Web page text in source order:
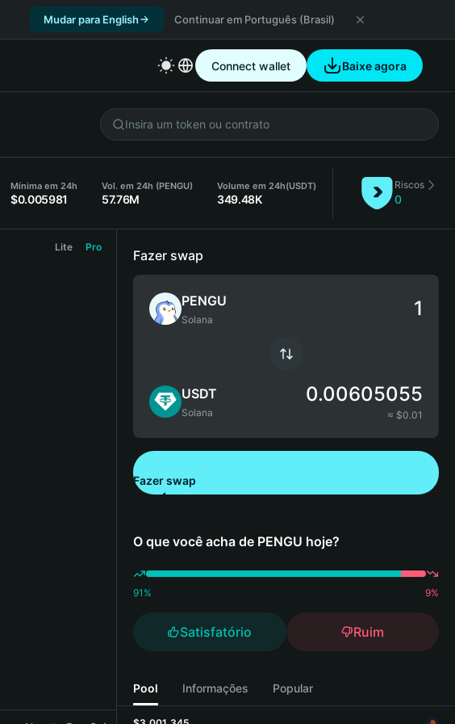
Mudar para English Continuar em Português (Brasil)
Connect wallet Baixe agora
Mínima em 24h
$0.005981
Vol. em 24h (PENGU)
57.76M
Volume em 24h(USDT)
349.48K
Riscos
0
Lite Pro
Fazer swap
PENGU
Solana
USDT
Solana
0.00605055
≈ $0.01
Fazer swap
O que você acha de PENGU hoje?
91 % 9%
Satisfatório Ruim
Pool Informações Popular